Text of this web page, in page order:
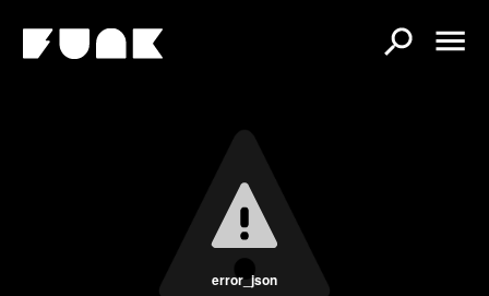
error_json